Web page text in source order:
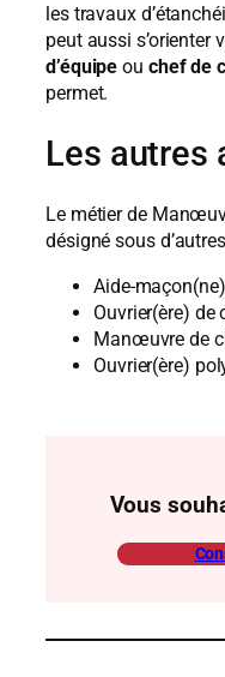
les travaux
peut aussi s’orienter
d’équipe ou chef de
permet.
Les autres
Le métier de
désigné sous
Aide-maçon(ne)
Ouvrier(ère) de
Manœuvre de
Ouvrier(ère)
Vous